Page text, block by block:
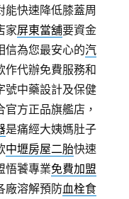
能快速降低膝蓋周
家屏東當舖要資金
信為您最安心的汽
作代辦免費服務和
號中藥設計及保健
官方正品旗艦店，
是痛經大姨媽肚子
中壢房屋二胎快速
悟饕專業免費加盟
廠溶解預防血栓食